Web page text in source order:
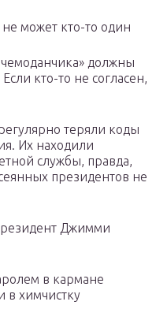
может кто-то один
должны
кто-то не согласен,
теряли коды
Их находили
службы, правда,
президентов не
Джимми
в кармане
в химчистку